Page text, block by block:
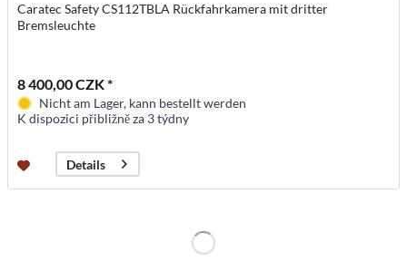
Caratec Safety CS112TBLA Rückfahrkamera mit dritter
Bremsleuchte
8 400,00 CZK *
Nicht am Lager, kann bestellt werden
K dispozici přibližně za 3 týdny
Details